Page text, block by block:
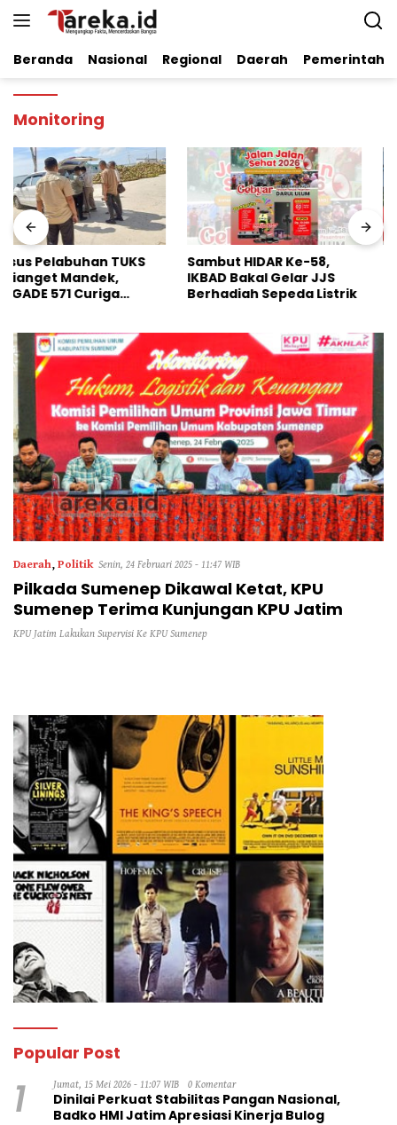
Beranda Nasional Regional Daerah
Monitoring
Sambut HIDAR Ke-58,
IKBAD Bakal Gelar JJS
Berhadiah Sepeda Listrik
Dinilai Perkuat Stabilitas
Pangan Nasional, Badko
HMI Jatim Apresiasi
Daerah, Politik Senin, 24 Februari 2025 - 11:47 WIB
Pilkada Sumenep Dikawal Ketat, KPU
Sumenep Terima Kunjungan KPU Jatim
KPU Jatim Lakukan Supervisi Ke KPU Sumenep
Popular Post
1 Jumat, 15 Mei 2026 - 11:07 WIB 0 Komentar
Dinilai Perkuat Stabilitas Pangan Nasional,
Badko HMI Jatim Apresiasi Kinerja Bulog